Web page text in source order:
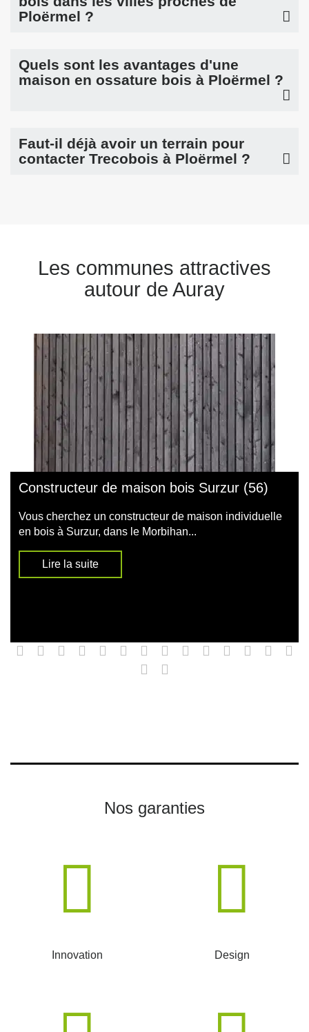
Ploërmel ?
Quels sont les avantages d'une
maison en ossature bois à Ploërmel ?
Faut-il déjà avoir un terrain pour
contacter Trecobois à Ploërmel ?
Les communes attractives
autour de Auray
Constructeur de maison bois Surzur (56)
Vous cherchez un constructeur de maison individuelle
en bois à Surzur, dans le Morbihan...
Lire la suite
Nos garanties
Innovation Design